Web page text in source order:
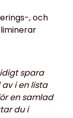
, och
spara
i en lista
en samlad
du i